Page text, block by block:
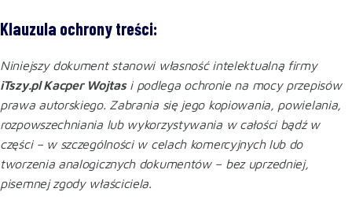
Klauzula ochrony treści:
Niniejszy dokument stanowi własność intelektualną firmy
iTszy.pl Kacper Wojtasi podlega ochronie na mocy przepisów
prawa autorskiego. Zabrania się jego kopiowania, powielania,
rozpowszechniania lub wykorzystywania w całości bądź w
części – w szczególności w celach komercyjnych lub do
tworzenia analogicznych dokumentów – bez uprzedniej,
pisemnej zgody właściciela.